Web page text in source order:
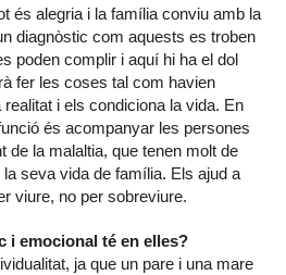
és alegria i la família conviu amb la
diagnòstic com aquests es troben
poden complir i aquí hi ha el dol
fer les coses tal com havien
i els condiciona la vida. En
és acompanyar les persones
de la malaltia, que tenen molt de
seva vida de família. Els ajud a
viure, no per sobreviure.
i emocional té en elles?
ja que un pare i una mare